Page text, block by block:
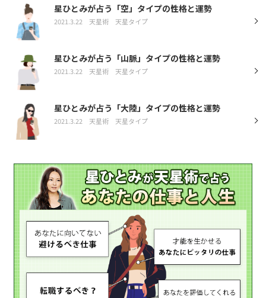
星ひとみが占う「空」タイプの性格と運勢
2021.3.22 天星術 天星タイプ
星ひとみが占う「山脈」タイプの性格と運勢
2021.3.22 天星術 天星タイプ
星ひとみが占う「大陸」タイプの性格と運勢
2021.3.22 天星術 天星タイプ